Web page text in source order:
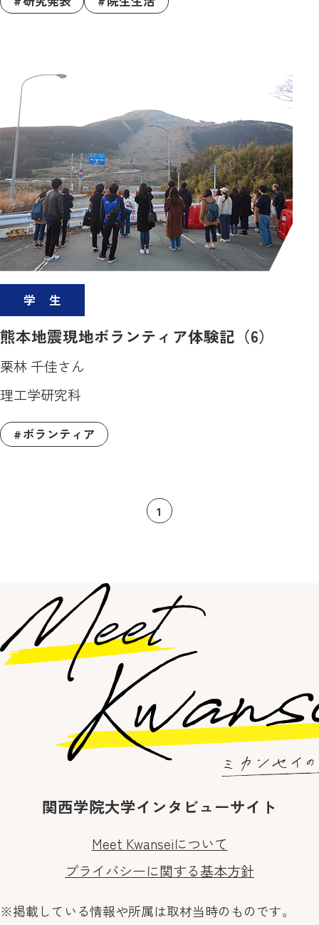
学生
熊本地震現地ボランティア体験記（6）
栗林 千佳さん
理工学研究科
ボランティア
1
関西学院大学インタビューサイト
Meet Kwanseiについて
プライバシーに関する基本方針
※掲載している情報や所属は取材当時のものです。